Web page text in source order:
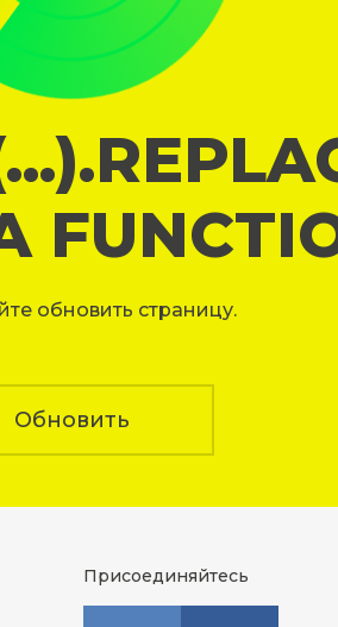
обновить страницу.
Обновить
Присоединяйтесь